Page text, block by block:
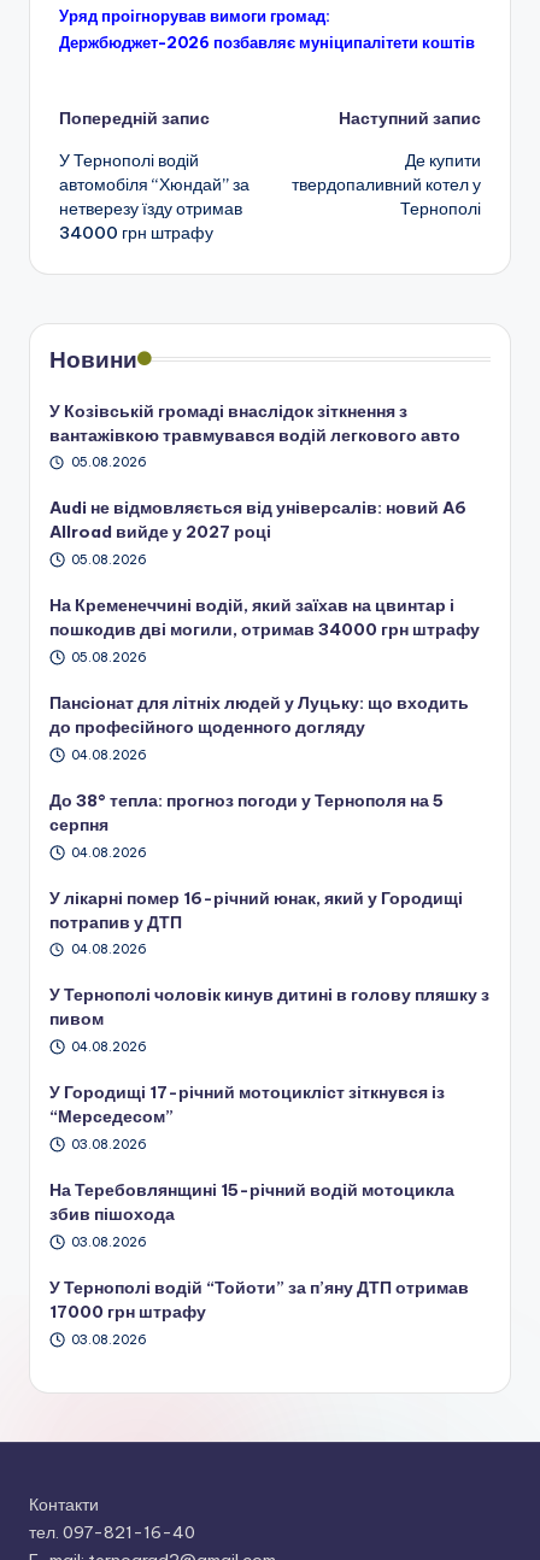
Уряд проігнорував вимоги громад:
Держбюджет-2026 позбавляє муніципалітети коштів
Навігація
по
запису
Попередній запис
У Тернополі водій
автомобіля “Хюндай” за
нетверезу їзду отримав
34000 грн штрафу
Наступний запис
Де купити
твердопаливний котел у
Тернополі
Новини
У Козівській громаді внаслідок зіткнення з
вантажівкою травмувався водій легкового авто
05.08.2026
Audi не відмовляється від універсалів: новий A6
Allroad вийде у 2027 році
05.08.2026
На Кременеччині водій, який заїхав на цвинтар і
пошкодив дві могили, отримав 34000 грн штрафу
05.08.2026
Пансіонат для літніх людей у Луцьку: що входить
до професійного щоденного догляду
04.08.2026
До 38° тепла: прогноз погоди у Тернополя на 5
серпня
04.08.2026
У лікарні помер 16-річний юнак, який у Городищі
потрапив у ДТП
04.08.2026
У Тернополі чоловік кинув дитині в голову пляшку з
пивом
04.08.2026
У Городищі 17-річний мотоцикліст зіткнувся із
“Мерседесом”
03.08.2026
На Теребовлянщині 15-річний водій мотоцикла
збив пішохода
03.08.2026
У Тернополі водій “Тойоти” за п’яну ДТП отримав
17000 грн штрафу
03.08.2026
Контакти
тел. 097-821-16-40